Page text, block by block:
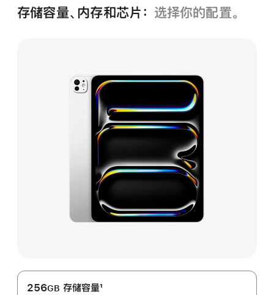
存储容量、内存和芯片： 选择你的配置。
256GB 存储容量1